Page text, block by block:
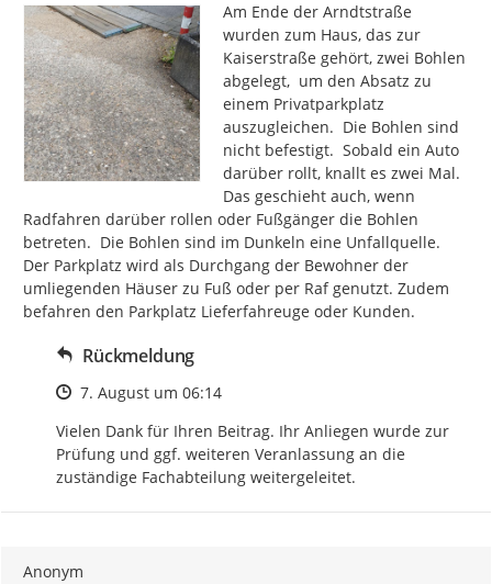
Am Ende der Arndtstraße
wurden zum Haus, das zur
Kaiserstraße gehört, zwei Bohlen
abgelegt,  um den Absatz zu
einem Privatparkplatz
auszugleichen.  Die Bohlen sind
nicht befestigt.  Sobald ein Auto
darüber rollt, knallt es zwei Mal.
Das geschieht auch, wenn
Radfahren darüber rollen oder Fußgänger die Bohlen
betreten.  Die Bohlen sind im Dunkeln eine Unfallquelle.
Der Parkplatz wird als Durchgang der Bewohner der
umliegenden Häuser zu Fuß oder per Raf genutzt. Zudem
befahren den Parkplatz Lieferfahreuge oder Kunden.
Rückmeldung
Zeitpunkt des Erstellens
7. August um 06:14
Vielen Dank für Ihren Beitrag. Ihr Anliegen wurde zur
Prüfung und ggf. weiteren Veranlassung an die
zuständige Fachabteilung weitergeleitet.
Anonym